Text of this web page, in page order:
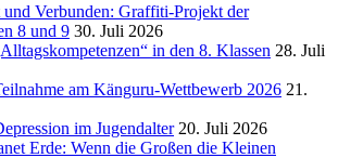
und Verbunden: Graffiti-Projekt der
8 und 9 30. Juli 2026
in den 8. Klassen 28. Juli
am Känguru-Wettbewerb 2026 21.
im Jugendalter 20. Juli 2026
Erde: Wenn die Großen die Kleinen